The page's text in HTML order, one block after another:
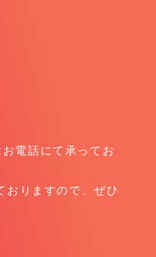
電話にて承ってお
おりますので、ぜひ